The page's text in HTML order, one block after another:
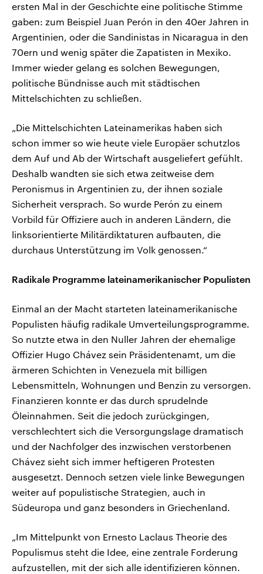
ersten Mal in der Geschichte eine politische Stimme
gaben: zum Beispiel Juan Perón in den 40er Jahren in
Argentinien, oder die Sandinistas in Nicaragua in den
70ern und wenig später die Zapatisten in Mexiko.
Immer wieder gelang es solchen Bewegungen,
politische Bündnisse auch mit städtischen
Mittelschichten zu schließen.
„Die Mittelschichten Lateinamerikas haben sich
schon immer so wie heute viele Europäer schutzlos
dem Auf und Ab der Wirtschaft ausgeliefert gefühlt.
Deshalb wandten sie sich etwa zeitweise dem
Peronismus in Argentinien zu, der ihnen soziale
Sicherheit versprach. So wurde Perón zu einem
Vorbild für Offiziere auch in anderen Ländern, die
linksorientierte Militärdiktaturen aufbauten, die
durchaus Unterstützung im Volk genossen.“
Radikale Programme lateinamerikanischer Populisten
Einmal an der Macht starteten lateinamerikanische
Populisten häufig radikale Umverteilungsprogramme.
So nutzte etwa in den Nuller Jahren der ehemalige
Offizier Hugo Chávez sein Präsidentenamt, um die
ärmeren Schichten in Venezuela mit billigen
Lebensmitteln, Wohnungen und Benzin zu versorgen.
Finanzieren konnte er das durch sprudelnde
Öleinnahmen. Seit die jedoch zurückgingen,
verschlechtert sich die Versorgungslage dramatisch
und der Nachfolger des inzwischen verstorbenen
Chávez sieht sich immer heftigeren Protesten
ausgesetzt. Dennoch setzen viele linke Bewegungen
weiter auf populistische Strategien, auch in
Südeuropa und ganz besonders in Griechenland.
„Im Mittelpunkt von Ernesto Laclaus Theorie des
Populismus steht die Idee, eine zentrale Forderung
aufzustellen, mit der sich alle identifizieren können.